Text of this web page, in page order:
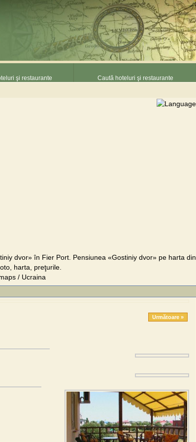
şi restaurante Caută hoteluri şi restaurante
dvor» în Fier Port. Pensiunea «Gostiniy dvor» pe harta din
harta, preţurile.
/ Ucraina
Următoare »